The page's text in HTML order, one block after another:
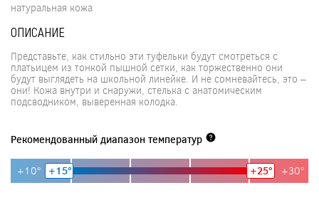
натуральная кожа
ОПИСАНИЕ
Представьте, как стильно эти туфельки будут смотреться с
платьицем из тонкой пышной сетки, как торжественно они
будут выглядеть на школьной линейке. И не сомневайтесь, это –
они! Кожа внутри и снаружи, стелька с анатомическим
подсводником, выверенная колодка.
Рекомендованный диапазон температур
+10° +15° +25° +30°